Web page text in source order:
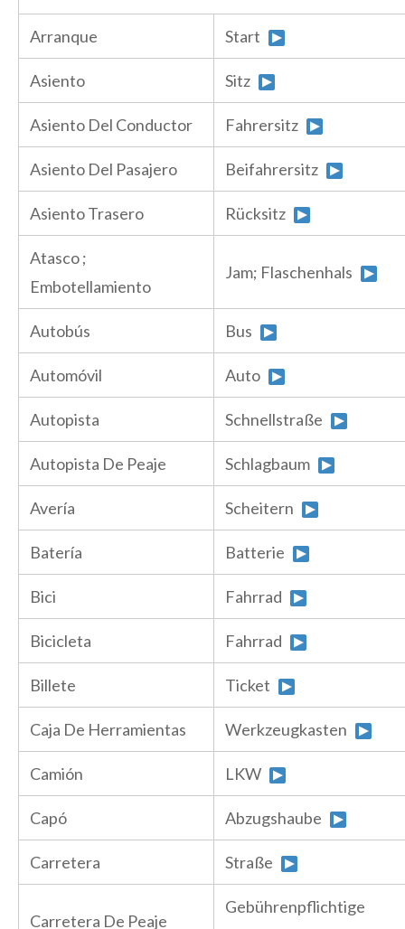
Arranque Start
Asiento Sitz
Asiento Del Conductor Fahrersitz
Asiento Del Pasajero Beifahrersitz
Asiento Trasero Rücksitz
Atasco ;
Embotellamiento
Jam; Flaschenhals
Autobús Bus
Automóvil Auto
Autopista Schnellstraße
Autopista De Peaje Schlagbaum
Avería Scheitern
Batería Batterie
Bici Fahrrad
Bicicleta Fahrrad
Billete Ticket
Caja De Herramientas Werkzeugkasten
Camión LKW
Capó Abzugshaube
Carretera Straße
Carretera De Peaje
Gebührenpflichtige